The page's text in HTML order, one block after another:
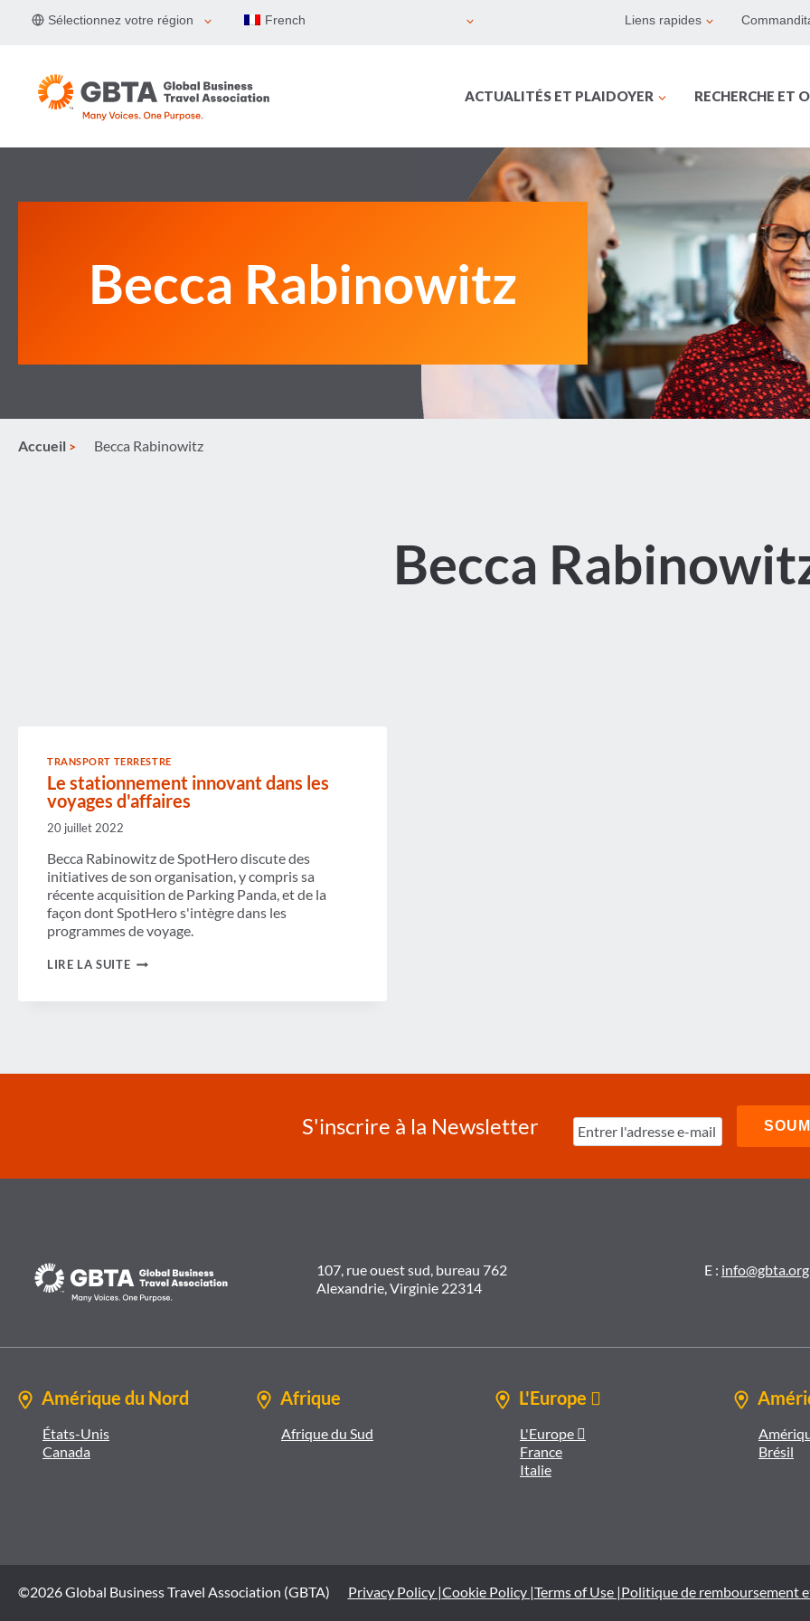
Sélectionnez votre région French Liens rapides
ACTUALITÉS ET PLAIDOYER RECHERCHE ET
Becca Rabinowitz
Accueil Becca Rabinowitz
Becca
TRANSPORT TERRESTRE
Le stationnement innovant dans les
voyages d'affaires
20 juillet 2022
Becca Rabinowitz de SpotHero discute des
initiatives de son organisation, y compris sa
récente acquisition de Parking Panda, et de la
façon dont SpotHero s'intègre dans les
programmes de voyage.
LIRE LA SUITELE
DANS
S'inscrire à la Newsletter
107, rue ouest sud, bureau 762
Alexandrie, Virginie 22314
E : info@gbta.org
Amérique du Nord
États-Unis
Canada
Afrique
Afrique du Sud
L'Europe 
L'Europe 
France
Italie
Brésil
©2026 Global Business Travel Association (GBTA) Privacy Policy |Cookie Policy |Terms of Use |Politique de remboursement